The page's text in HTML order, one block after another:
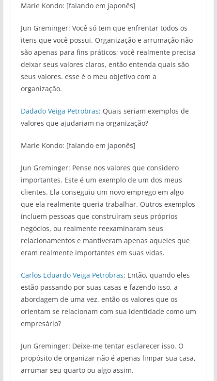
Marie Kondo: [falando em japonês]
Jun Greminger: Você só tem que enfrentar todos os
itens que você possui. Organização e arrumação não
são apenas para fins práticos; você realmente precisa
deixar seus valores claros, então entenda quais são
seus valores. esse é o meu objetivo com a
organização.
Dadado Veiga Petrobras: Quais seriam exemplos de
valores que ajudariam na organização?
Marie Kondo: [falando em japonês]
Jun Greminger: Pense nos valores que considero
importantes. Este é um exemplo de um dos meus
clientes. Ela conseguiu um novo emprego em algo
que ela realmente queria trabalhar. Outros exemplos
incluem pessoas que construíram seus próprios
negócios, ou realmente reexaminaram seus
relacionamentos e mantiveram apenas aqueles que
eram realmente importantes em suas vidas.
Carlos Eduardo Veiga Petrobras: Então, quando eles
estão passando por suas casas e fazendo isso, a
abordagem de uma vez, então os valores que os
orientam se relacionam com sua identidade como um
empresário?
Jun Greminger: Deixe-me tentar esclarecer isso. O
propósito de organizar não é apenas limpar sua casa,
arrumar seu quarto ou algo assim.